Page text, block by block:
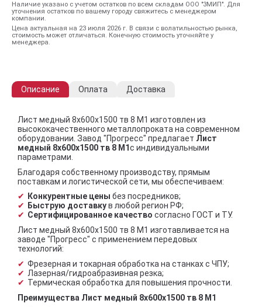
Наличие указано с учетом остатков по всем складам ООО "ЗМИП". Для
уточнения остатков по вашему городу свяжитесь с менеджером
компании.
Цена актуальная на 23 июля 2026 г. В связи с волатильностью рынка,
стоимость может отличаться. Конечную стоимость уточняйте у
менеджера.
Описание Оплата Доставка
Лист медный 8х600х1500 тв 8 М1 изготовлен из
высококачественного металлопроката на современном
оборудовании. Завод "Прогресс" предлагает Лист
медный 8х600х1500 тв 8 М1с индивидуальными
параметрами.
Благодаря собственному производству, прямым
поставкам и логистической сети, мы обеспечиваем:
Конкурентные цены без посредников;
Быструю доставкув любой регион РФ;
Сертифицированное качество согласно ГОСТ и ТУ.
Лист медный 8х600х1500 тв 8 М1 изготавливается на
заводе "Прогресс" с применением передовых
технологий:
Фрезерная и токарная обработка на станках с ЧПУ;
Лазерная/гидроабразивная резка;
Термическая обработка для повышения прочности.
Преимущества Лист медный 8х600х1500 тв 8 М1